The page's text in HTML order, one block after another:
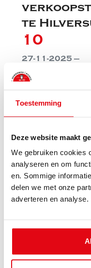
Toestemming
Deze website maakt
We gebruiken cookies
analyseren en om
en. Sommige
delen we met onze
adverteren en analyse.
te
10
27-11-2025 —
Het contact met
plezierig, alsook
snel en accuraat
Al met al ben ik
Van harte aan te
Prijs /
Lokale